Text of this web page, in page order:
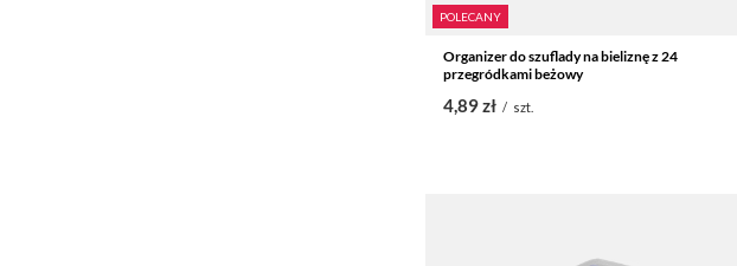
POLECANY
Organizer do szuflady na bieliznę z 24
przegródkami beżowy
4,89 zł / szt.